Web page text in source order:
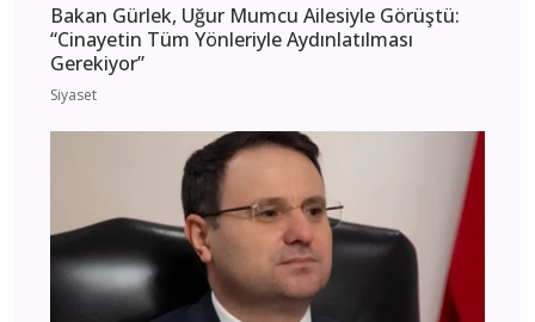
Bakan Gürlek, Uğur Mumcu Ailesiyle Görüştü:
“Cinayetin Tüm Yönleriyle Aydınlatılması
Gerekiyor”
Siyaset